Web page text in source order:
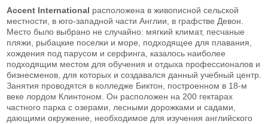
Accent International расположена в живописной сельской
местности, в юго-западной части Англии, в графстве Девон.
Место было выбрано не случайно: мягкий климат, песчаные
пляжи, рыбацкие поселки и море, подходящее для плавания,
хождения под парусом и серфинга, казалось наиболее
подходящим местом для обучения и отдыха профессионалов и
бизнесменов, для которых и создавался данный учебный центр.
Занятия проводятся в колледже Биктон, построенном в 18-м
веке лордом Клинтоном. Он расположен на 200 гектарах
частного парка с озерами, лесными дорожками и садами,
дающими окружение, необходимое для изучения английского